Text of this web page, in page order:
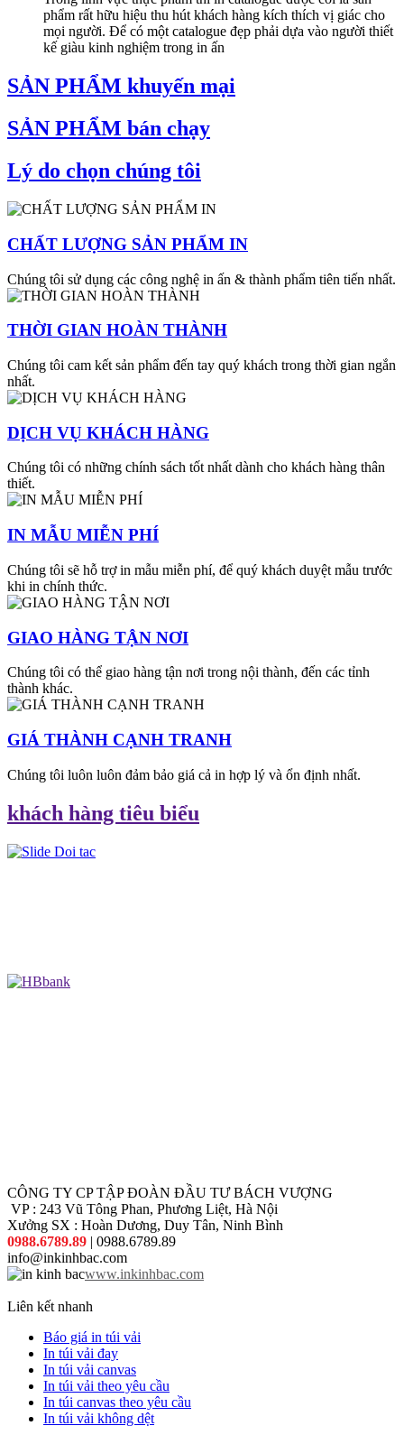
phẩm rất hữu hiệu thu hút khách hàng kích thích vị giác cho
mọi người. Để có một catalogue đẹp phải dựa vào người thiết
kế giàu kinh nghiệm trong in ấn
SẢN PHẨM khuyến mại
SẢN PHẨM bán chạy
Lý do chọn chúng tôi
CHẤT LƯỢNG SẢN PHẨM IN
Chúng tôi sử dụng các công nghệ in ấn & thành phẩm tiên tiến nhất.
THỜI GIAN HOÀN THÀNH
Chúng tôi cam kết sản phẩm đến tay quý khách trong thời gian ngắn
nhất.
DỊCH VỤ KHÁCH HÀNG
Chúng tôi có những chính sách tốt nhất dành cho khách hàng thân
thiết.
IN MẪU MIỄN PHÍ
Chúng tôi sẽ hỗ trợ in mẫu miễn phí, để quý khách duyệt mẫu trước
khi in chính thức.
GIAO HÀNG TẬN NƠI
Chúng tôi có thể giao hàng tận nơi trong nội thành, đến các tỉnh
thành khác.
GIÁ THÀNH CẠNH TRANH
Chúng tôi luôn luôn đảm bảo giá cả in hợp lý và ổn định nhất.
khách hàng tiêu biểu
CÔNG TY CP TẬP ĐOÀN ĐẦU TƯ BÁCH VƯỢNG
VP : 243 Vũ Tông Phan, Phương Liệt, Hà Nội
Xưởng SX : Hoàn Dương, Duy Tân, Ninh Bình
0988.6789.89 | 0988.6789.89
info@inkinhbac.com
www.inkinhbac.com
Liên kết nhanh
Báo giá in túi vải
In túi vải đay
In túi vải canvas
In túi vải theo yêu cầu
In túi canvas theo yêu cầu
In túi vải không dệt